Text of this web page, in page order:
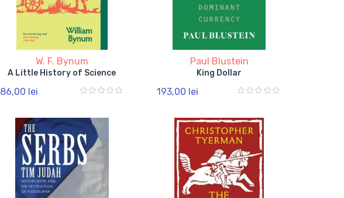
W. F. Bynum
A Little History of Science
86,00 lei
Paul Blustein
King Dollar
193,00 lei